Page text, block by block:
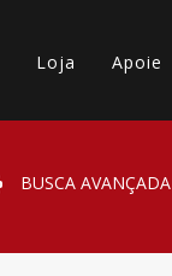
Loja Apoie
BUSCA AVANÇADA